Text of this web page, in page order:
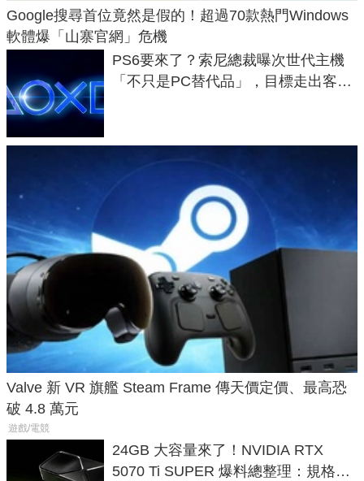
Google搜尋首位竟然是假的！超過70款熱門Windows
軟體爆「山寨官網」危機
PS6要來了？索尼總裁曝次世代主機
「不只是PC替代品」，目標走出客
Valve 新 VR 旗艦 Steam Frame 傳天價定價、最高恐
破 4.8 萬元
遊戲/電競
24GB 大容量來了！NVIDIA RTX
5070 Ti SUPER 爆料總整理：規格、